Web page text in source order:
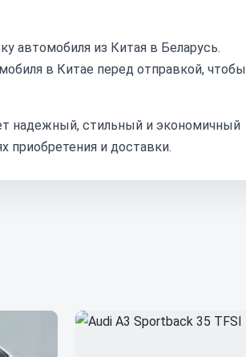
автомобиля из Китая в Беларусь.
в Китае перед отправкой, чтобы
надежный, стильный и экономичный
приобретения и доставки.